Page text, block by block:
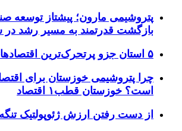
پتروشیمی مارون؛ پیشتاز توسعه
بازگشت قدرتمند به مسیر رشد در سال
۵ استان جزو پرتحرک‌ترین اقتصاد‌های کشور
چرا پتروشیمی خوزستان برای
است؟ خوزستان قطب۱ اقتصاد
از دست رفتن ارزش ژئوپولتیک